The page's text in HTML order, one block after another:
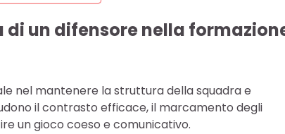
un difensore nella
nel mantenere la struttura della squadra e
il contrasto efficace, il marcamento degli
un gioco coeso e comunicativo.